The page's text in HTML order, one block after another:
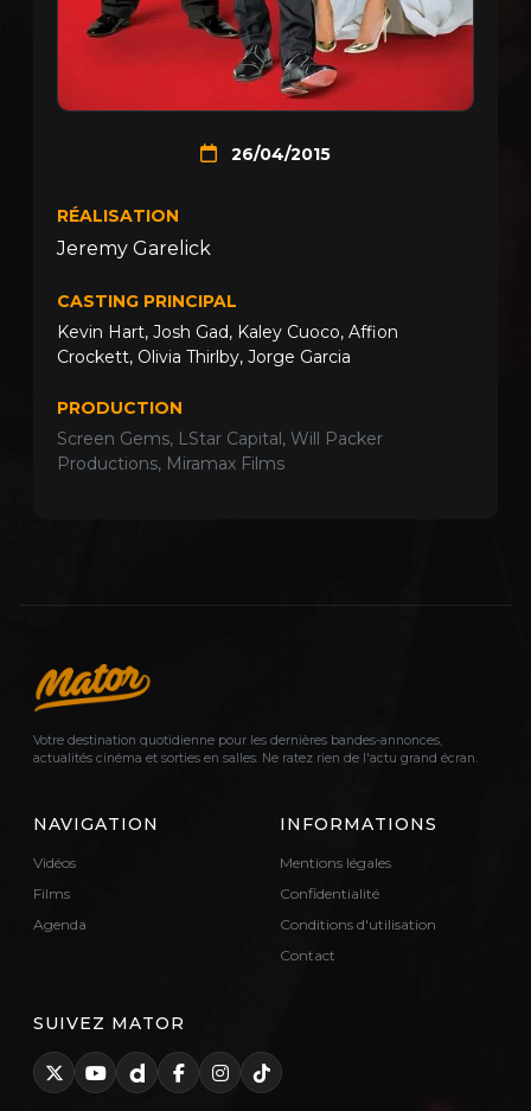
26/04/2015
RÉALISATION
Jeremy Garelick
CASTING PRINCIPAL
Kevin Hart, Josh Gad, Kaley Cuoco, Affion
Crockett, Olivia Thirlby, Jorge Garcia
PRODUCTION
Screen Gems, LStar Capital, Will Packer
Productions, Miramax Films
Votre destination quotidienne pour les dernières bandes-annonces,
actualités cinéma et sorties en salles. Ne ratez rien de l'actu grand écran.
NAVIGATION
Vidéos
Films
Agenda
INFORMATIONS
Mentions légales
Confidentialité
Conditions d'utilisation
Contact
SUIVEZ MATOR